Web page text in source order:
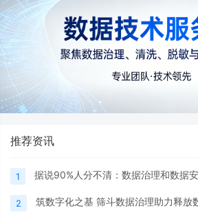
推荐资讯
1 据说90%人分不清：数据治理和数据
2 筑数字化之基 筛斗数据治理助力释放